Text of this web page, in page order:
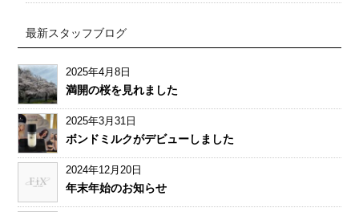
最新スタッフブログ
2025年4月8日
満開の桜を見れました
2025年3月31日
ボンドミルクがデビューしました
2024年12月20日
年末年始のお知らせ